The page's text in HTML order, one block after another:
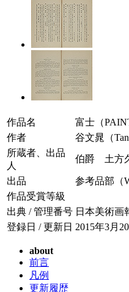
作品名
富士（
作者
谷文晁（
所蔵者、出品
人
伯爵 土方
出品
参考品部（
作品受賞等級
出典 / 管理番号 日本美術画
登録日 / 更新日 2015年3月
about
前言
凡例
更新履歴